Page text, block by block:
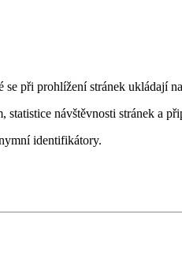
při prohlížení stránek ukládají
návštěvnosti stránek a
identifikátory.